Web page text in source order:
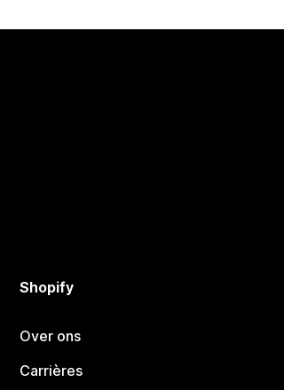
Shopify
Over ons
Carrières